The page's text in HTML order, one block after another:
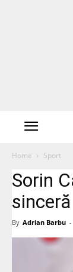
Home Sport
Sorin
By Adrian Barbu -